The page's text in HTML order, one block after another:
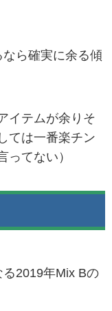
ら確実に余る傾
イテムが余りそ
ては一番楽チン
ってない）
2019年Mix Bの